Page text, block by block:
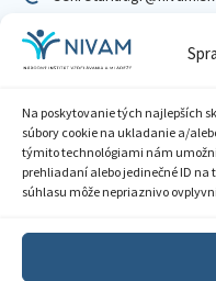
Na poskytovanie tých najlepších
súbory cookie na ukladanie a/
týmito technológiami nám
prehliadaní alebo jedinečné ID na
súhlasu môže nepriaznivo
IČO: 00164348
DIČ: 2020798714
Zásady